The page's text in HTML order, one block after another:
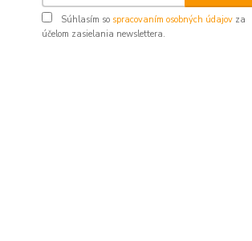
Súhlasím so spracovaním osobných údajov za
účelom zasielania newslettera.